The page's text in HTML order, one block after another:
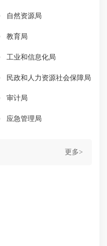
自然资源局
教育局
工业和信息化局
民政和人力资源社会保障局
审计局
应急管理局
更多>